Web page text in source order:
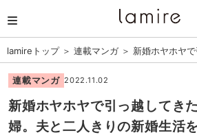
lamireトップ＞ 連載マンガ＞ 新婚ホヤホヤ
連載マンガ 2022.11.02
新婚ホヤホヤで引っ越してき
婦。夫と二人きりの新婚生活